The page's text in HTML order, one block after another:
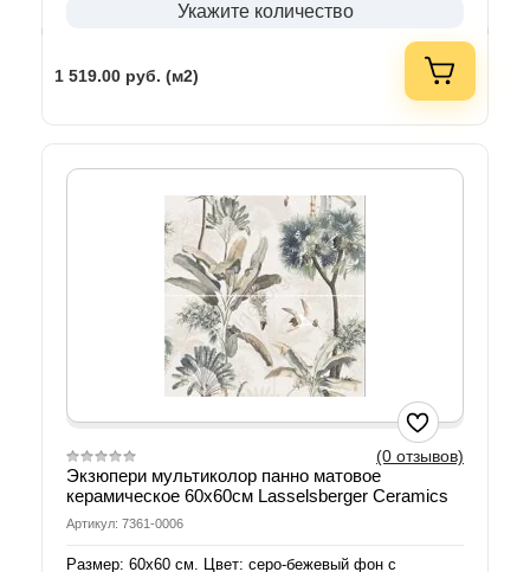
Укажите количество
1 519.00 руб. (м2)
(0 отзывов)
Экзюпери мультиколор панно матовое
керамическое 60х60см Lasselsberger Ceramics
Артикул: 7361-0006
Размер: 60х60 см. Цвет: серо-бежевый фон с